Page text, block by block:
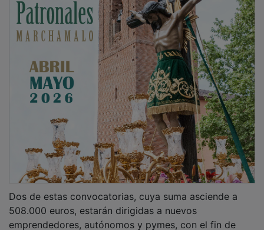
508.000 euros, estarán dirigidas a nuevos
emprendedores, autónomos y pymes, con el fin de